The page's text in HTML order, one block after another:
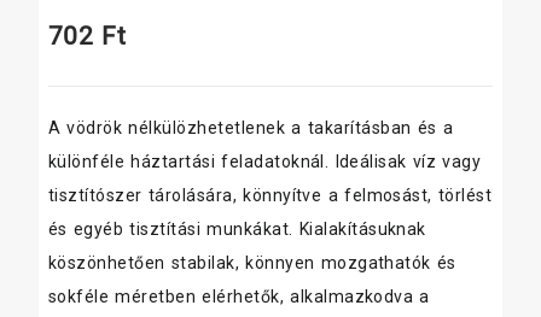
702 Ft
A vödrök nélkülözhetetlenek a takarításban és a
különféle háztartási feladatoknál. Ideálisak víz vagy
tisztítószer tárolására, könnyítve a felmosást, törlést
és egyéb tisztítási munkákat. Kialakításuknak
köszönhetően stabilak, könnyen mozgathatók és
sokféle méretben elérhetők, alkalmazkodva a